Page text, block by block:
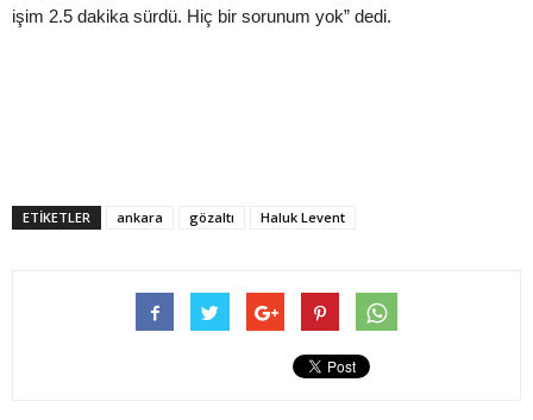
işim 2.5 dakika sürdü. Hiç bir sorunum yok” dedi.
ETIKETLER ankara gözaltı Haluk Levent